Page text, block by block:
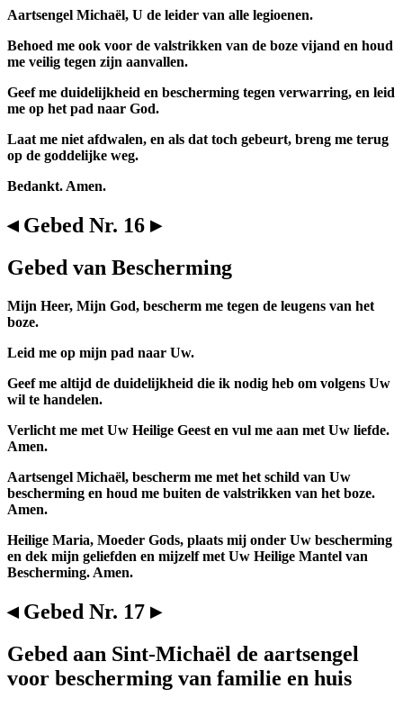
Aartsengel Michaël, U de leider van alle legioenen.
Behoed me ook voor de valstrikken van de boze vijand en houd
me veilig tegen zijn aanvallen.
Geef me duidelijkheid en bescherming tegen verwarring, en leid
me op het pad naar God.
Laat me niet afdwalen, en als dat toch gebeurt, breng me terug
op de goddelijke weg.
Bedankt. Amen.
◂ Gebed Nr. 16 ▸
Gebed van Bescherming
Mijn Heer, Mijn God, bescherm me tegen de leugens van het
boze.
Leid me op mijn pad naar Uw.
Geef me altijd de duidelijkheid die ik nodig heb om volgens Uw
wil te handelen.
Verlicht me met Uw Heilige Geest en vul me aan met Uw liefde.
Amen.
Aartsengel Michaël, bescherm me met het schild van Uw
bescherming en houd me buiten de valstrikken van het boze.
Amen.
Heilige Maria, Moeder Gods, plaats mij onder Uw bescherming
en dek mijn geliefden en mijzelf met Uw Heilige Mantel van
Bescherming. Amen.
◂ Gebed Nr. 17 ▸
Gebed aan Sint-Michaël de aartsengel
voor bescherming van familie en huis